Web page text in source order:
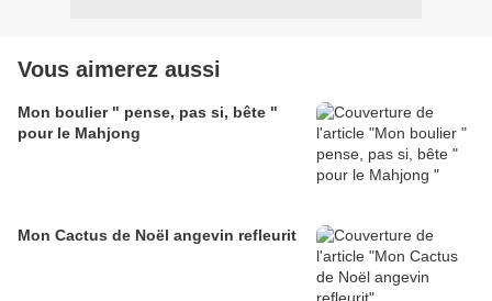
Vous aimerez aussi
Mon boulier " pense, pas si, bête "
pour le Mahjong
Mon Cactus de Noël angevin refleurit